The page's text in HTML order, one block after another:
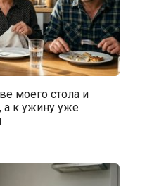
моего стола и
а к ужину уже